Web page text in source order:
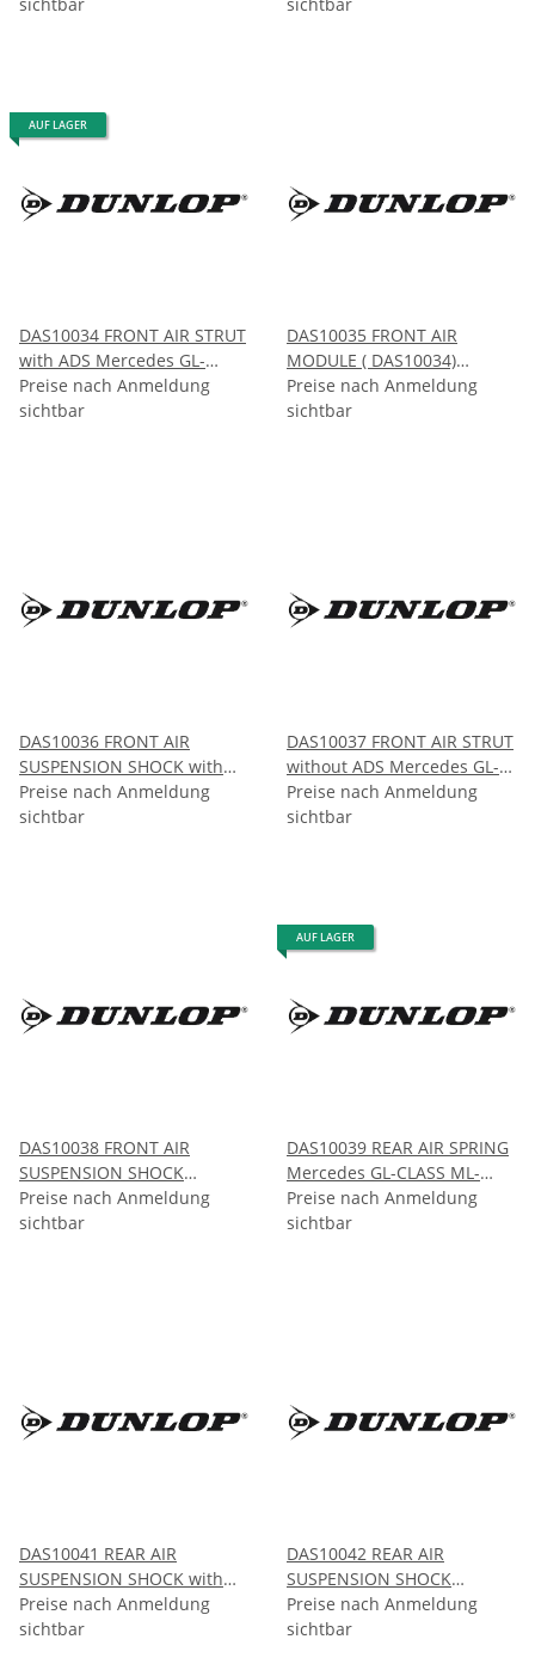
AUF LAGER
DAS10034 FRONT AIR STRUT
with ADS Mercedes GL-
CLASS ML-CLASS X164/W164
2005-2012
Preise nach Anmeldung
sichtbar
DAS10035 FRONT AIR
MODULE ( DAS10034)
Mercedes GL-CLASS ML-
CLASS X164/W164 2005-2012
Preise nach Anmeldung
sichtbar
DAS10036 FRONT AIR
SUSPENSION SHOCK with
ADS Mercedes GL-CLASS
ML-CLASS X164/W164 2005-
Preise nach Anmeldung
sichtbar
DAS10037 FRONT AIR STRUT
without ADS Mercedes GL-
CLASS X164 2005-2012
Preise nach Anmeldung
sichtbar
DAS10038 FRONT AIR
SUSPENSION SHOCK
without ADS Mercedes GL-
CLASS X164 2005-2012
Preise nach Anmeldung
sichtbar
AUF LAGER
DAS10039 REAR AIR SPRING
Mercedes GL-CLASS ML-
CLASS X164/W164 GL-CLASS
ML-CLASS X166/W166 2006-
Preise nach Anmeldung
sichtbar
DAS10041 REAR AIR
SUSPENSION SHOCK with
ADS Mercedes GL-CLASS
ML-CLASS X164/W164 2005-
Preise nach Anmeldung
sichtbar
DAS10042 REAR AIR
SUSPENSION SHOCK
without ADS Mercedes ML-
CLASS X164 2005-2012
Preise nach Anmeldung
sichtbar